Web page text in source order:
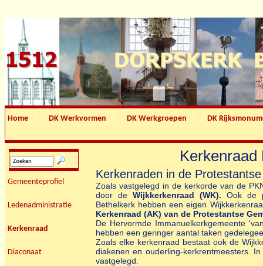
Home DK Werkvormen DK Werkgroepen DK
Gemeenteprofiel
Ledenadministratie
Kerkenraad
Diaconaat
Kerkenraad
Kerkenraden in de
Zoals vastgelegd in de kerkorde van de
door de Wijkkerkenraad (WK). Ook de
Bethelkerk hebben een eigen
Kerkenraad (AK) van de Protestantse
De Hervormde Immanuelkerkgemeente
hebben een geringer aantal taken
Zoals elke kerkenraad bestaat ook de
diakenen en ouderling-kerkrentmeesters.
vastgelegd.